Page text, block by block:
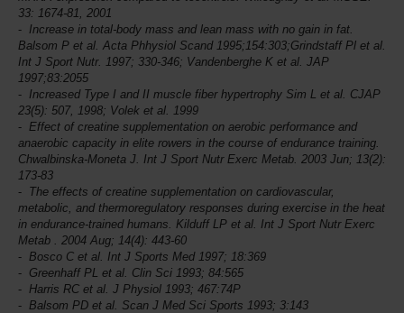
33: 1674-81, 2001
Increase in total-body mass and lean mass with no gain in fat.
Balsom P et al. Acta Phhysiol Scand 1995;154:303;Grindstaff Pl et al.
Int J Sport Nutr. 1997; 330-346; Vandenberghe K et al. JAP
1997;83:2055
Increased Type I and II muscle fiber hypertrophy Sim L et al. CJAP
23(5): 507, 1998; Volek et al. 1999
Effect of creatine supplementation on aerobic performance and
anaerobic capacity in elite rowers in the course of endurance training.
Chwalbinska-Moneta J. Int J Sport NutrExerc Metab. 2003 Jun; 13(2):
173-83
The effects of creatine supplementation on cardiovascular,
metabolic, and thermoregulatory responses during exercise in the heat
in endurance-trained humans. Kilduff LP et al. Int J Sport Nutr Exerc
Metab
. 2004 Aug; 14(4): 443-60
Bosco C et al. Int J Sports Med1997; 18:369
Greenhaff PL et al. Clin Sci 1993; 84:565
Harris RC et al. J Physiol 1993; 467:74P
Balsom PD et al. Scan J Med Sci Sports 1993; 3:143